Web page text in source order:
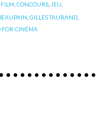
FILM CONCOURS, JEU
,GILLES TAURAND
FOR CINÉMA